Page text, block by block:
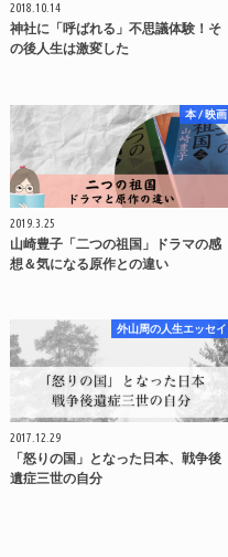
2018.10.14
神社に「呼ばれる」不思議体験！そ
の後人生は激変した
本 / 映画
2019.3.25
山崎豊子「二つの祖国」ドラマの感
想＆気になる原作との違い
外山周の人生エッセイ
2017.12.29
「怒りの国」となった日本、戦争後
遺症三世の自分